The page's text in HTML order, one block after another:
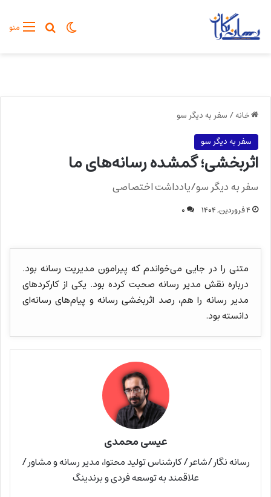
منوجستجو
تغییر پوسته
خانه/ سفر به دیگر سو
سفر به دیگر سو
اثربخشی؛ گمشده رسانه‌های ما
سفر به دیگر سو/یادداشت اختصاصی
۴ فروردین, ۱۴۰۴ ۰
متنی را در جایی می‌خواندم که پیرامون مدیریت رسانه بود.
درباره نقش مدیر رسانه صحبت کرده بود. یکی از کارکردهای
مدیر رسانه را هم، رصد اثربخشی رسانه و پیام‌های رسانه‌ای
دانسته بود.
عیسی محمدی
رسانه نگار/شاعر/ کارشناس تولید محتوا، مدیر رسانه و مشاور/
علاقمند به توسعه فردی و برندینگ